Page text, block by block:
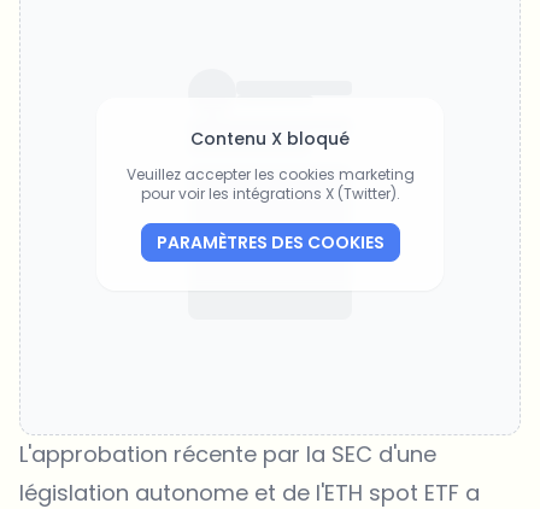
Contenu X bloqué
Veuillez accepter les cookies marketing
pour voir les intégrations X (Twitter).
PARAMÈTRES DES COOKIES
L'approbation récente par la SEC d'une
législation autonome et de l'ETH spot ETF a